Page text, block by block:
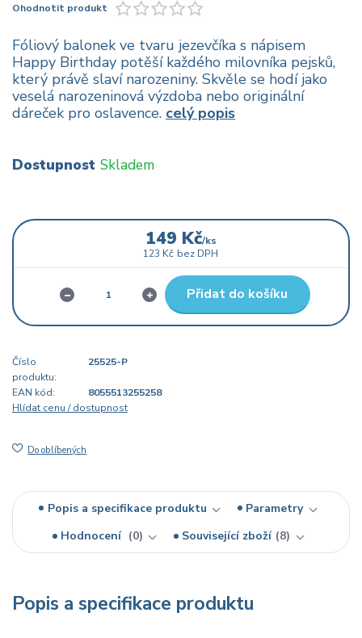
Ohodnotit produkt
Fóliový balonek ve tvaru jezevčíka s nápisem
Happy Birthday potěší každého milovníka pejsků,
který právě slaví narozeniny. Skvěle se hodí jako
veselá narozeninová výzdoba nebo originální
dáreček pro oslavence. celý popis
Dostupnost Skladem
149 Kč/ks
123 Kč bez DPH
Přidat do košíku
Číslo
produktu:
25525-P
EAN kód:
8055513255258
Hlídat cenu / dostupnost
Do oblíbených
Popis a specifikace produktu
Parametry
Hodnocení
0 Související zboží 8
Popis a specifikace produktu